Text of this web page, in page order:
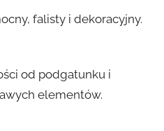
falisty i dekoracyjny.
od podgatunku i
elementów.